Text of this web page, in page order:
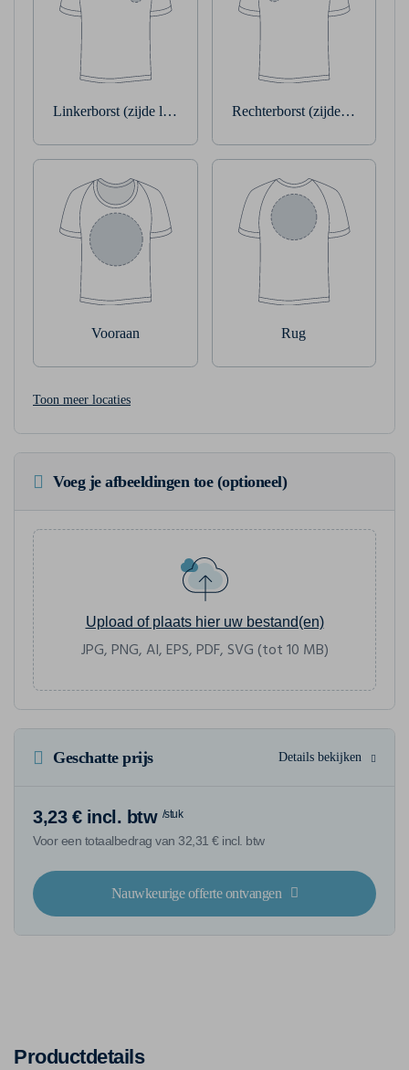
Linkerborst (zijde linkerarm) Rechterborst (zijde
Vooraan Rug
Toon meer locaties
Voeg je afbeeldingen toe (optioneel)
Upload of plaats hier uw bestand(en)
JPG, PNG, AI, EPS, PDF, SVG (tot 10 MB)
Geschatte prijs Details bekijken
3,23 € incl. btw /stuk
Voor een totaalbedrag van 32,31 € incl. btw
Nauwkeurige offerte ontvangen
Productdetails